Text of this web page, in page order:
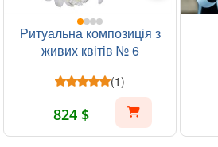
Ритуальна композиція з
живих квітів № 6
(1)
824 $